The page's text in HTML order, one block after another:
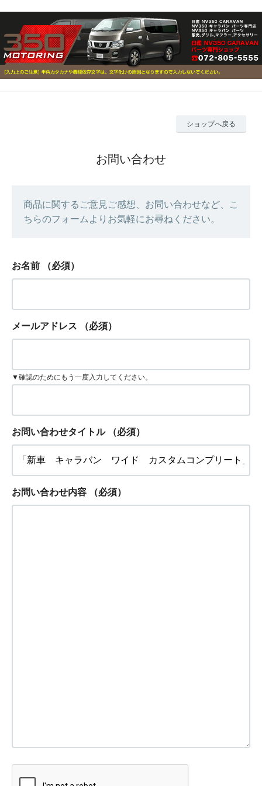
ショップへ戻る
お問い合わせ
商品に関するご意見ご感想、お問い合わせなど、こ
ちらのフォームよりお気軽にお尋ねください。
お名前 （必須）
メールアドレス （必須）
▼確認のためにもう一度入力してください。
お問い合わせタイトル （必須）
お問い合わせ内容 （必須）